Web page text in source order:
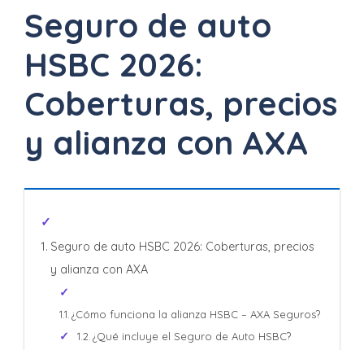
Gastos
Médicos
Mayores
Noticias
Seguro de auto
HSBC 2026:
Coberturas, precios
y alianza con AXA
Seguro de auto HSBC 2026: Coberturas, precios
y alianza con AXA
¿Cómo funciona la alianza HSBC – AXA Seguros?
¿Qué incluye el Seguro de Auto HSBC?